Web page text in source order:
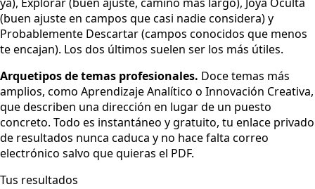
(buen ajuste en campos que casi nadie considera) y
Probablemente Descartar (campos conocidos que menos
te encajan). Los dos últimos suelen ser los más útiles.
Arquetipos de temas profesionales. Doce temas más
amplios, como Aprendizaje Analítico o Innovación Creativa,
que describen una dirección en lugar de un puesto
concreto. Todo es instantáneo y gratuito, tu enlace privado
de resultados nunca caduca y no hace falta correo
electrónico salvo que quieras el PDF.
Tus resultados